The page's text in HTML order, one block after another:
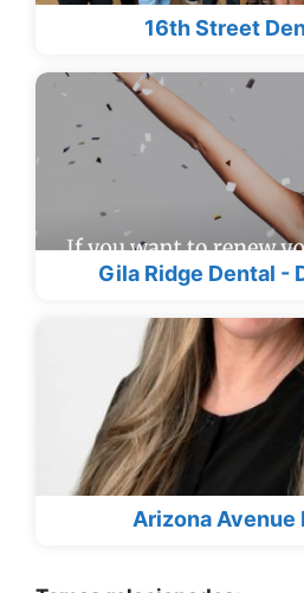
16th Street
Gila Ridge Dental -
Arizona Avenue